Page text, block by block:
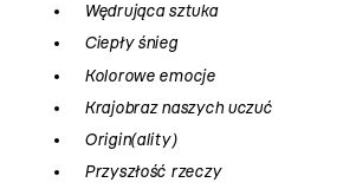
Wędrująca sztuka
Ciepły śnieg
Kolorowe emocje
Krajobraz naszych uczuć
Origin(ality)
Przyszłość rzeczy